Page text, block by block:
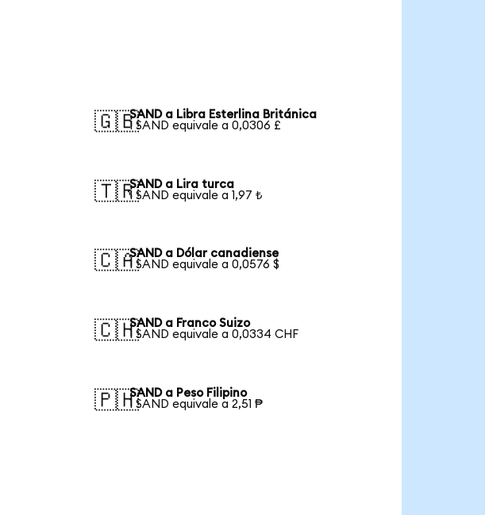
🇬🇧SAND a Libra Esterlina Británica
1 SAND equivale a 0,0306 £
🇹🇷SAND a Lira turca
1 SAND equivale a 1,97 ₺
🇨🇦SAND a Dólar canadiense
1 SAND equivale a 0,0576 $
🇨🇭SAND a Franco Suizo
1 SAND equivale a 0,0334 CHF
🇵🇭SAND a Peso Filipino
1 SAND equivale a 2,51 ₱